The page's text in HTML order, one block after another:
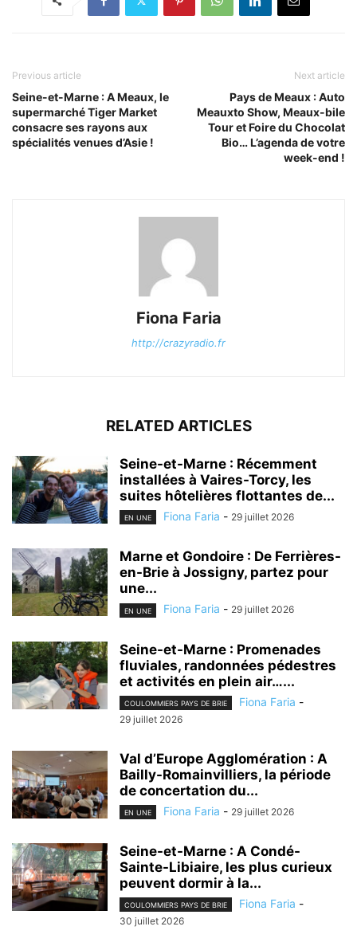
Previous article
Seine-et-Marne : A Meaux, le
supermarché Tiger Market
consacre ses rayons aux
spécialités venues d’Asie !
Next article
Pays de Meaux : Auto
Meauxto Show, Meaux-bile
Tour et Foire du Chocolat
Bio… L’agenda de votre
week-end !
Fiona Faria
http://crazyradio.fr
RELATED ARTICLES
Seine-et-Marne : Récemment
installées à Vaires-Torcy, les
suites hôtelières flottantes de...
EN UNE Fiona Faria - 29 juillet 2026
Marne et Gondoire : De Ferrières-
en-Brie à Jossigny, partez pour
une...
EN UNE Fiona Faria - 29 juillet 2026
Seine-et-Marne : Promenades
fluviales, randonnées pédestres
et activités en plein air…...
COULOMMIERS PAYS DE BRIE Fiona Faria -
29 juillet 2026
Val d’Europe Agglomération : A
Bailly-Romainvilliers, la période
de concertation du...
EN UNE Fiona Faria - 29 juillet 2026
Seine-et-Marne : A Condé-
Sainte-Libiaire, les plus curieux
peuvent dormir à la...
COULOMMIERS PAYS DE BRIE Fiona Faria -
30 juillet 2026